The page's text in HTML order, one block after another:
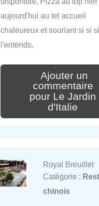
aujourd'hui au tel accueil
chaleureux et souriant si si
l'entends.
Ajouter un
commentaire
pour Le Jardin
d'Italie
Royal Breuillet
Catégorie :
chinois